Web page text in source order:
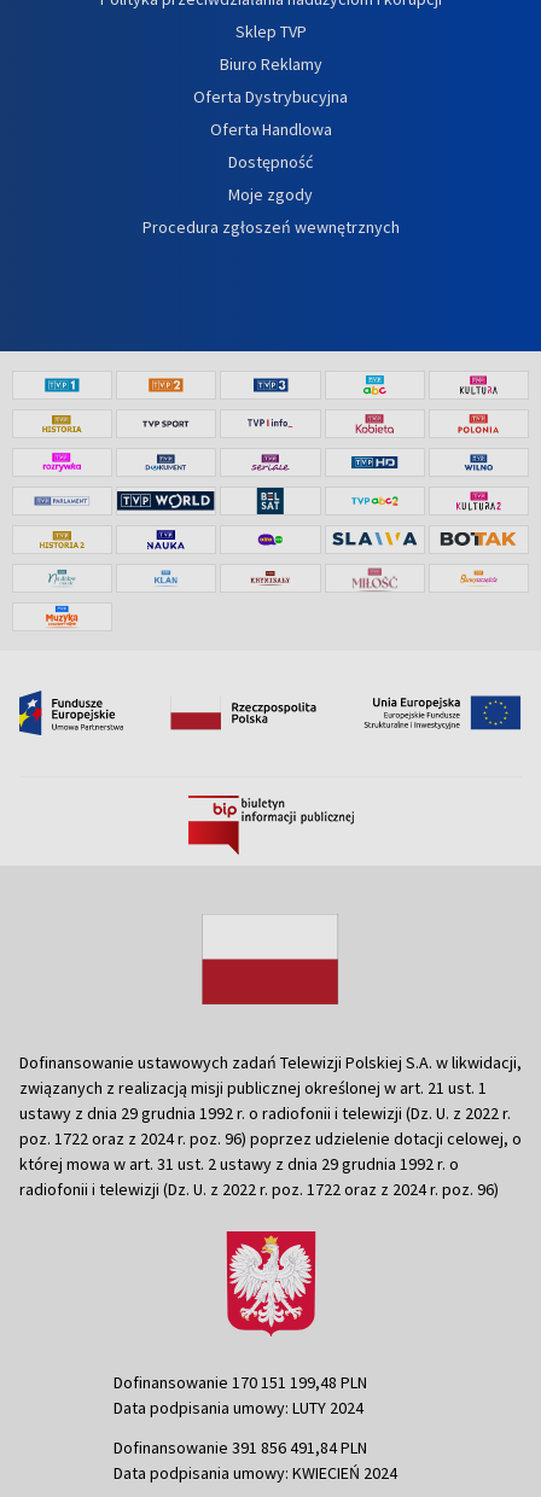
Sklep TVP
Biuro Reklamy
Oferta Dystrybucyjna
Oferta Handlowa
Dostępność
Moje zgody
Procedura zgłoszeń wewnętrznych
Dofinansowanie ustawowych zadań Telewizji Polskiej S.A. w likwidacji,
związanych z realizacją misji publicznej określonej w art. 21 ust. 1
ustawy z dnia 29 grudnia 1992 r. o radiofonii i telewizji (Dz. U. z 2022 r.
poz. 1722 oraz z 2024 r. poz. 96) poprzez udzielenie dotacji celowej, o
której mowa w art. 31 ust. 2 ustawy z dnia 29 grudnia 1992 r. o
radiofonii i telewizji (Dz. U. z 2022 r. poz. 1722 oraz z 2024 r. poz. 96)
Dofinansowanie 170 151 199,48 PLN
Data podpisania umowy: LUTY 2024
Dofinansowanie 391 856 491,84 PLN
Data podpisania umowy: KWIECIEŃ 2024